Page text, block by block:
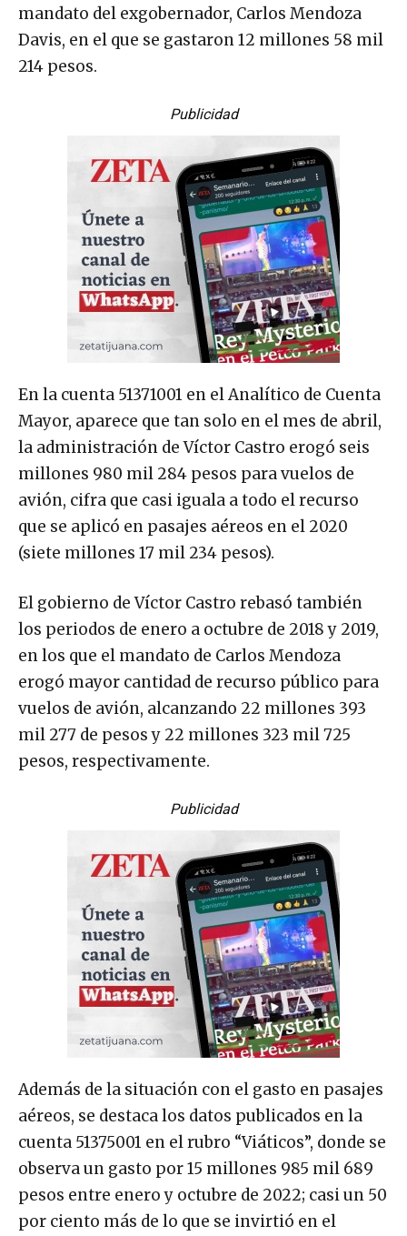
mandato del exgobernador, Carlos Mendoza
Davis, en el que se gastaron 12 millones 58 mil
214 pesos.
Publicidad
En la cuenta 51371001 en el Analítico de Cuenta
Mayor, aparece que tan solo en el mes de abril,
la administración de Víctor Castro erogó seis
millones 980 mil 284 pesos para vuelos de
avión, cifra que casi iguala a todo el recurso
que se aplicó en pasajes aéreos en el 2020
(siete millones 17 mil 234 pesos).
El gobierno de Víctor Castro rebasó también
los periodos de enero a octubre de 2018 y 2019,
en los que el mandato de Carlos Mendoza
erogó mayor cantidad de recurso público para
vuelos de avión, alcanzando 22 millones 393
mil 277 de pesos y 22 millones 323 mil 725
pesos, respectivamente.
Publicidad
Además de la situación con el gasto en pasajes
aéreos, se destaca los datos publicados en la
cuenta 51375001 en el rubro “Viáticos”, donde se
observa un gasto por 15 millones 985 mil 689
pesos entre enero y octubre de 2022; casi un 50
por ciento más de lo que se invirtió en el